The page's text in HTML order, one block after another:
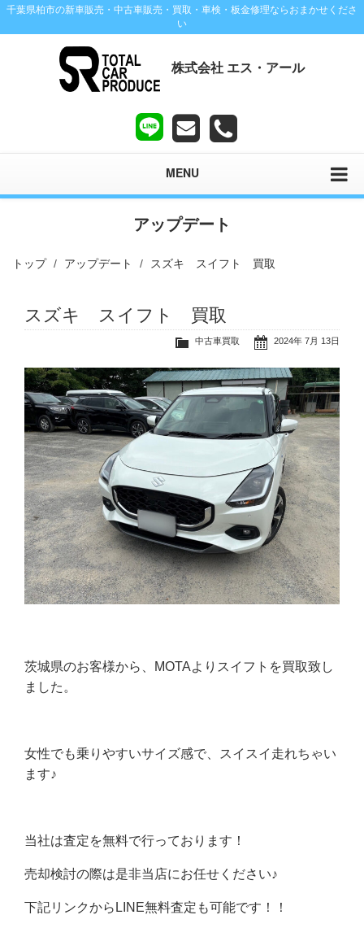
千葉県柏市の新車販売・中古車販売・買取・車検・板金修理ならおまかせくださ
い
株式会社 エス・アール
MENU
アップデート
トップ アップデート スズキ スイフト 買取
スズキ スイフト 買取
2024年 7月 13日
中古車買取
茨城県のお客様から、MOTAよりスイフトを買取致し
ました。
女性でも乗りやすいサイズ感で、スイスイ走れちゃい
ます♪
当社は査定を無料で行っております！
売却検討の際は是非当店にお任せください♪
下記リンクからLINE無料査定も可能です！！